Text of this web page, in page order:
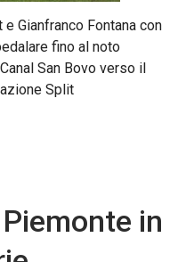
Gianfranco Fontana con
fino al noto
San Bovo verso il
Split
in